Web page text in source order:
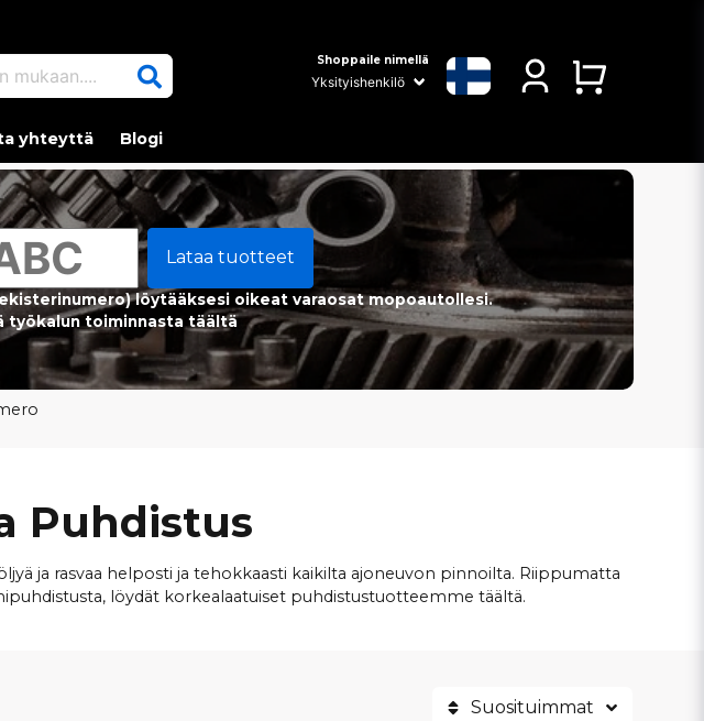
Shoppaile nimellä
yhteyttä Blogi
Lataa tuotteet
löytääksesi oikeat varaosat mopoautollesi.
työkalun toiminnasta täältä
Puhdistus
ja rasvaa helposti ja tehokkaasti kaikilta ajoneuvon pinnoilta. Riippumatta
löydät korkealaatuiset puhdistustuotteemme täältä.
Suosituimmat